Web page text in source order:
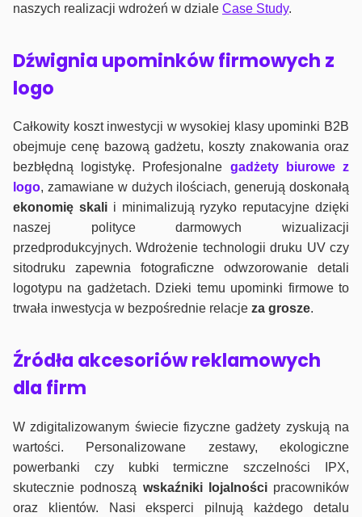
naszych realizacji wdrożeń w dziale Case Study.
Dźwignia upominków firmowych z
logo
Całkowity koszt inwestycji w wysokiej klasy upominki B2B
obejmuje cenę bazową gadżetu, koszty znakowania oraz
bezbłędną logistykę. Profesjonalne gadżety biurowe z
logo, zamawiane w dużych ilościach, generują doskonałą
ekonomię skalii minimalizują ryzyko reputacyjne dzięki
naszej polityce darmowych wizualizacji
przedprodukcyjnych. Wdrożenie technologii druku UV czy
sitodruku zapewnia fotograficzne odwzorowanie detali
logotypu na gadżetach. Dzieki temu upominki firmowe to
trwała inwestycja w bezpośrednie relacje za grosze.
Źródła akcesoriów reklamowych
dla firm
W zdigitalizowanym świecie fizyczne gadżety zyskują na
wartości. Personalizowane zestawy, ekologiczne
powerbanki czy kubki termiczne szczelności IPX,
skutecznie podnoszą wskaźniki lojalnościpracowników
oraz klientów. Nasi eksperci pilnują każdego detalu